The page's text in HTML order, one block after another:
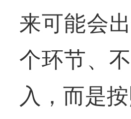
来可能会
个环节、
入，而是